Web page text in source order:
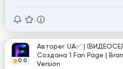
0.0
Авторег UA✅ | (ВИДЕОСЕЛФИ пройден🎥) |
Создана 1 Fan Page |
Version